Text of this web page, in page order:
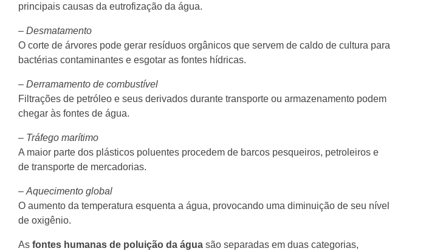
principais causas da eutrofização da água.
– Desmatamento
O corte de árvores pode gerar resíduos orgânicos que servem de caldo de cultura para
bactérias contaminantes e esgotar as fontes hídricas.
– Derramamento de combustível
Filtrações de petróleo e seus derivados durante transporte ou armazenamento podem
chegar às fontes de água.
– Tráfego marítimo
A maior parte dos plásticos poluentes procedem de barcos pesqueiros, petroleiros e
de transporte de mercadorias.
– Aquecimento global
O aumento da temperatura esquenta a água, provocando uma diminuição de seu nível
de oxigênio.
As fontes humanas de poluição da água são separadas em duas categorias,